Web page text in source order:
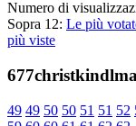
Numero di
Sopra 12: Le più
più viste
49 49 50 50 51 51 52